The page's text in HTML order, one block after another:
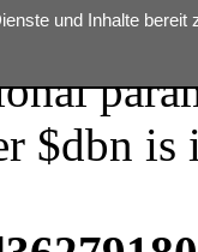
$dbn
und Inhalte